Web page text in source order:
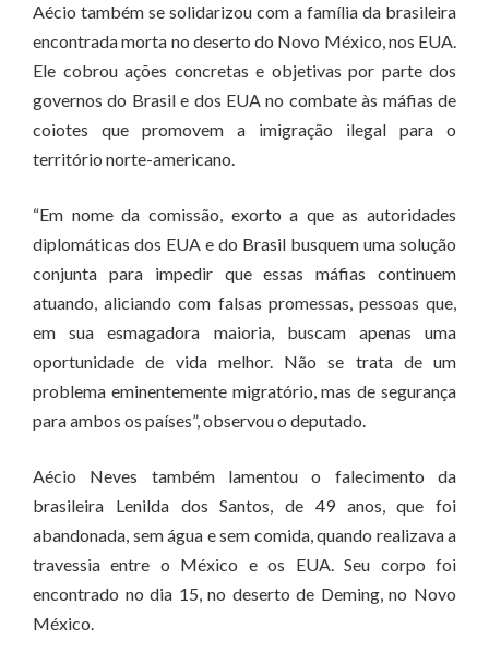
Aécio também se solidarizou com a família da brasileira
encontrada morta no deserto do Novo México, nos EUA.
Ele cobrou ações concretas e objetivas por parte dos
governos do Brasil e dos EUA no combate às máfias de
coiotes que promovem a imigração ilegal para o
território norte-americano.
“Em nome da comissão, exorto a que as autoridades
diplomáticas dos EUA e do Brasil busquem uma solução
conjunta para impedir que essas máfias continuem
atuando, aliciando com falsas promessas, pessoas que,
em sua esmagadora maioria, buscam apenas uma
oportunidade de vida melhor. Não se trata de um
problema eminentemente migratório, mas de segurança
para ambos os países”, observou o deputado.
Aécio Neves também lamentou o falecimento da
brasileira Lenilda dos Santos, de 49 anos, que foi
abandonada, sem água e sem comida, quando realizava a
travessia entre o México e os EUA. Seu corpo foi
encontrado no dia 15, no deserto de Deming, no Novo
México.